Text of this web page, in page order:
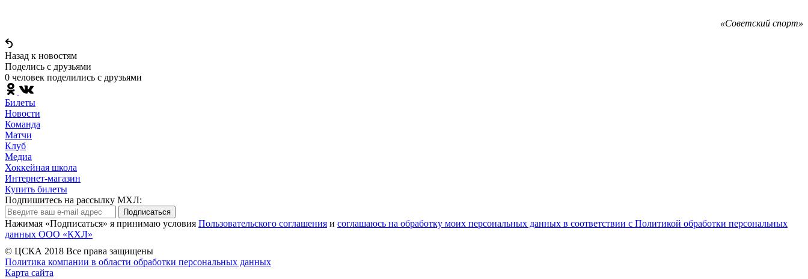
«Советский спорт»
Назад к новостям
Поделись c друзьями
0 человек поделились c друзьями
Билеты
Новости
Команда
Матчи
Клуб
Медиа
Хоккейная школа
Интернет-магазин
Купить билеты
Подпишитесь на рассылку МХЛ:
Подписаться
Нажимая «Подписаться» я принимаю условия Пользовательского соглашения и соглашаюсь на обработку моих персональных данных в соответствии с Политикой обработки персональных
данных ООО «КХЛ»
© ЦСКА 2018 Все права защищены
Политика компании в области обработки персональных данных
Карта сайта